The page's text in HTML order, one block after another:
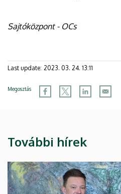
Sajtóközpont - OCs
Last update: 2023. 03. 24. 13:11
Megosztás
További hírek